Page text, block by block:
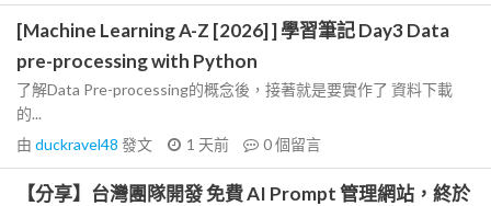
[Machine Learning A-Z [2026] ] 學習筆記 Day3 Data
pre-processing with Python
了解Data Pre-processing的概念後，接著就是要實作了 資料下載
的...
由 duckravel48 發文 1 天前 0個留言
【分享】台灣團隊開發 免費 AI Prompt 管理網站，終於